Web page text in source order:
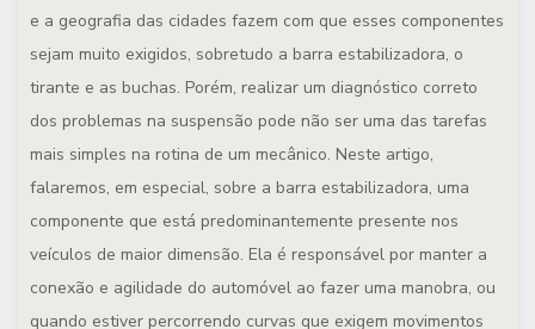
e a geografia das cidades fazem com que esses componentes
sejam muito exigidos, sobretudo a barra estabilizadora, o
tirante e as buchas. Porém, realizar um diagnóstico correto
dos problemas na suspensão pode não ser uma das tarefas
mais simples na rotina de um mecânico. Neste artigo,
falaremos, em especial, sobre a barra estabilizadora, uma
componente que está predominantemente presente nos
veículos de maior dimensão. Ela é responsável por manter a
conexão e agilidade do automóvel ao fazer uma manobra, ou
quando estiver percorrendo curvas que exigem movimentos